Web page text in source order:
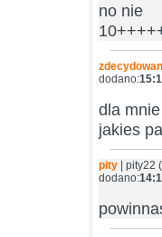
no nie
dodano:
dla
jakies
pity | pity22
dodano: